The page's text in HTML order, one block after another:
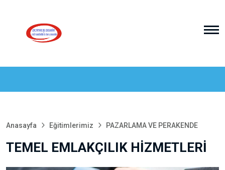
Anasayfa Eğitimlerimiz PAZARLAMA VE PERAKENDE
TEMEL EMLAKÇILIK HİZMETLERİ